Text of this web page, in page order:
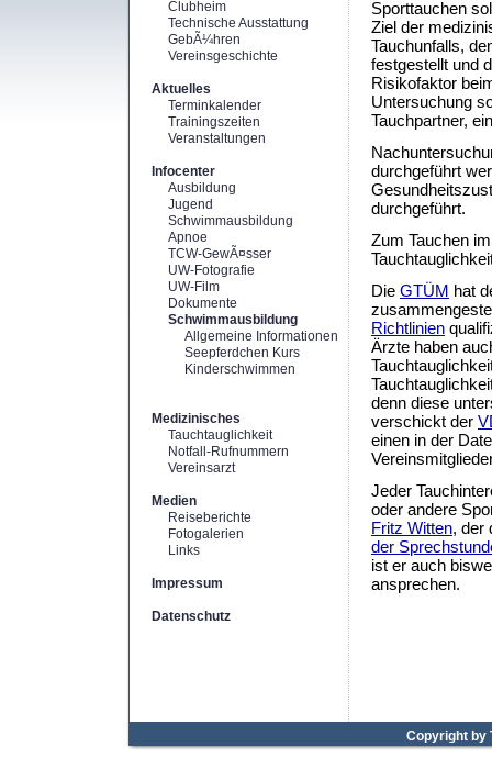
Clubheim
Technische Ausstattung
GebÃ¼hren
Vereinsgeschichte
Aktuelles
Terminkalender
Trainingszeiten
Veranstaltungen
Infocenter
Ausbildung
Jugend
Schwimmausbildung
Apnoe
TCW-GewÃ¤sser
UW-Fotografie
UW-Film
Dokumente
Schwimmausbildung
Allgemeine Informationen
Seepferdchen Kurs
Kinderschwimmen
Medizinisches
Tauchtauglichkeit
Notfall-Rufnummern
Vereinsarzt
Medien
Reiseberichte
Fotogalerien
Links
Impressum
Datenschutz
Sporttauchen
Ziel der
Tauchunfalls,
festgestellt und
Risikofaktor
Untersuchung
Tauchpartner,
durchgeführt
durchgeführt.
Zum Tauchen
Die GTÜM hat
Richtlinien
Ärzte haben
denn diese
verschickt der
einen in der
Jeder
oder andere
Fritz Witten, der
der
ist er auch
ansprechen.
Copyright by